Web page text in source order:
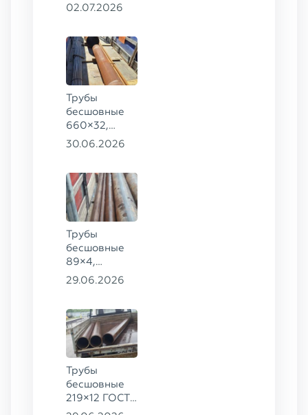
8732-78
02.07.2026
Трубы
бесшовные
660×32,
426×28,
8732-78
сталь 09Г2С
30.06.2026
Трубы
бесшовные
89×4,
203×20,
09Г2С
29.06.2026
Трубы
бесшовные
219×12 ГОСТ
8732-78, ст.